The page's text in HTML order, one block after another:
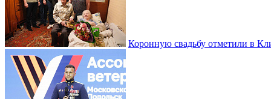
Коронную свадьбу отметили в